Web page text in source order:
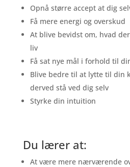
Opnå større accept at dig
Få mere energi og overskud
At blive bevidst om, hvad
liv
Få sat nye mål i forhold til
Blive bedre til at lytte til din
derved stå ved dig selv
Styrke din intuition
Du lærer at:
At være mere nærværende